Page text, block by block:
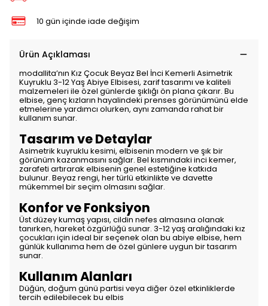
10 gün içinde iade değişim
Ürün Açıklaması
modallita’nın Kız Çocuk Beyaz Bel İnci Kemerli Asimetrik
Kuyruklu 3-12 Yaş Abiye Elbisesi, zarif tasarımı ve kaliteli
malzemeleri ile özel günlerde şıklığı ön plana çıkarır. Bu
elbise, genç kızların hayalindeki prenses görünümünü elde
etmelerine yardımcı olurken, aynı zamanda rahat bir
kullanım sunar.
Tasarım ve Detaylar
Asimetrik kuyruklu kesimi, elbisenin modern ve şık bir
görünüm kazanmasını sağlar. Bel kısmındaki inci kemer,
zarafeti artırarak elbisenin genel estetiğine katkıda
bulunur. Beyaz rengi, her türlü etkinlikte ve davette
mükemmel bir seçim olmasını sağlar.
Konfor ve Fonksiyon
Üst düzey kumaş yapısı, cildin nefes almasına olanak
tanırken, hareket özgürlüğü sunar. 3-12 yaş aralığındaki kız
çocukları için ideal bir seçenek olan bu abiye elbise, hem
günlük kullanıma hem de özel günlere uygun bir tasarım
sunar.
Kullanım Alanları
Düğün, doğum günü partisi veya diğer özel etkinliklerde
tercih edilebilecek bu elbis